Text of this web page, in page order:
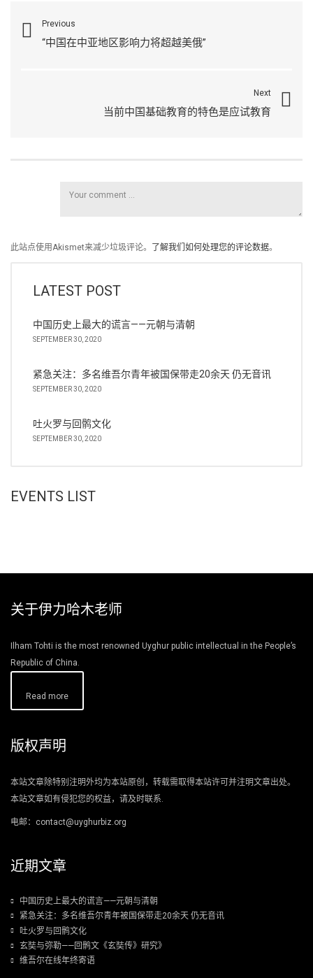
Previous
“中国在中亚地区影响力将超越美俄”
Next
当前中国基础教育的特色是应试教育
此站点使用Akismet来减少垃圾评论。 了解我们如何处理您的评论数据。
LATEST POST
中国历史上最大的谎言——元朝与清朝
SEPTEMBER 30, 2020
紧急关注：多名维吾尔青年被国保带走20余天 仍无音讯
SEPTEMBER 30, 2020
吐火罗与回鹘文化
SEPTEMBER 30, 2020
EVENTS LIST
关于伊力哈木老师
Ilham Tohti is the most renowned Uyghur public intellectual in the People’s
Republic of China.
Read more
版权声明
本站文章除特别注明外均为本站原创，转载需取得本站许可并注明文章出处。
本站文章如有侵犯您的权益，请及时联系.
电邮：contact@uyghurbiz.org
近期文章
中国历史上最大的谎言——元朝与清朝
紧急关注：多名维吾尔青年被国保带走20余天 仍无音讯
吐火罗与回鹘文化
玄奘与弥勒——回鹘文《玄奘传》研究》
维吾尔在线年终寄语